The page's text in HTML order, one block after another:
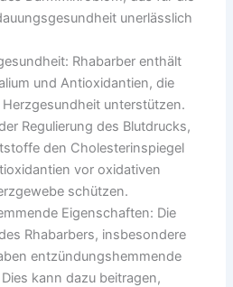
unerlässlich
Rhabarber enthält
und Antioxidantien, die
unterstützen.
Regulierung des Blutdrucks,
den Cholesterinspiegel
vor oxidativen
schützen.
Eigenschaften: Die
Rhabarbers, insbesondere
entzündungshemmende
kann dazu beitragen,